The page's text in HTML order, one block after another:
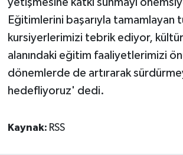
yetişmesine katkı sunmayı
Eğitimlerini başarıyla tamamlayan
kursiyerlerimizi tebrik ediyor,
alanındaki eğitim faaliyetlerimizi
dönemlerde de artırarak
hedefliyoruz' dedi.
Kaynak: RSS